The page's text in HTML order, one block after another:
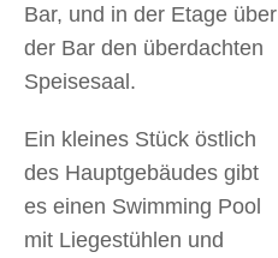
Bar, und in der Etage über
der Bar den überdachten
Speisesaal.
Ein kleines Stück östlich
des Hauptgebäudes gibt
es einen Swimming Pool
mit Liegestühlen und